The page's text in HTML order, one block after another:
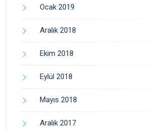
Ocak 2019
Aralık 2018
Ekim 2018
Eylül 2018
Mayıs 2018
Aralık 2017